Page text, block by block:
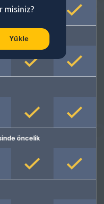
öncelik
misiniz?
Yükle